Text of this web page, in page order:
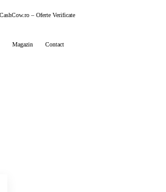
Magazin Contact